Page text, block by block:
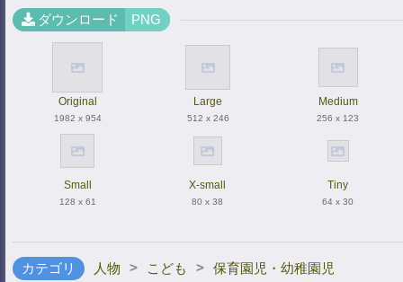
ダウンロード PNG
Original
1982 x 954
Large
512 x 246
Medium
256 x 123
Small
128 x 61
X-small
80 x 38
Tiny
64 x 30
カテゴリ 人物 > こども > 保育園児・幼稚園児